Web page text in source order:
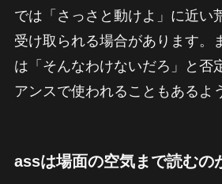
では「さっさと動けよ」に近い
受け取られる場合があります。
は「そんなわけないだろ」と否
アンスで使われることもあるよ
assは場面の空気まで読むの